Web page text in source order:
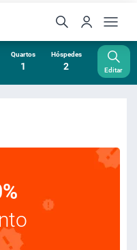
Quartos
1
Hóspedes
2 Editar